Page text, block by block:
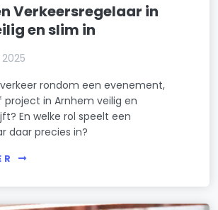
Verkeersregelaar in
en slim in
rondom een evenement,
in Arnhem veilig en
En welke rol speelt een
daar precies in?